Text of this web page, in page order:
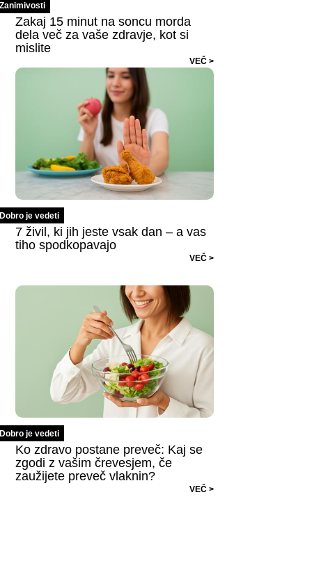
Zanimivosti
Zakaj 15 minut na soncu morda
dela več za vaše zdravje, kot si
mislite
VEČ >
Dobro je vedeti
7 živil, ki jih jeste vsak dan – a vas
tiho spodkopavajo
VEČ >
Dobro je vedeti
Ko zdravo postane preveč: Kaj se
zgodi z vašim črevesjem, če
zaužijete preveč vlaknin?
VEČ >